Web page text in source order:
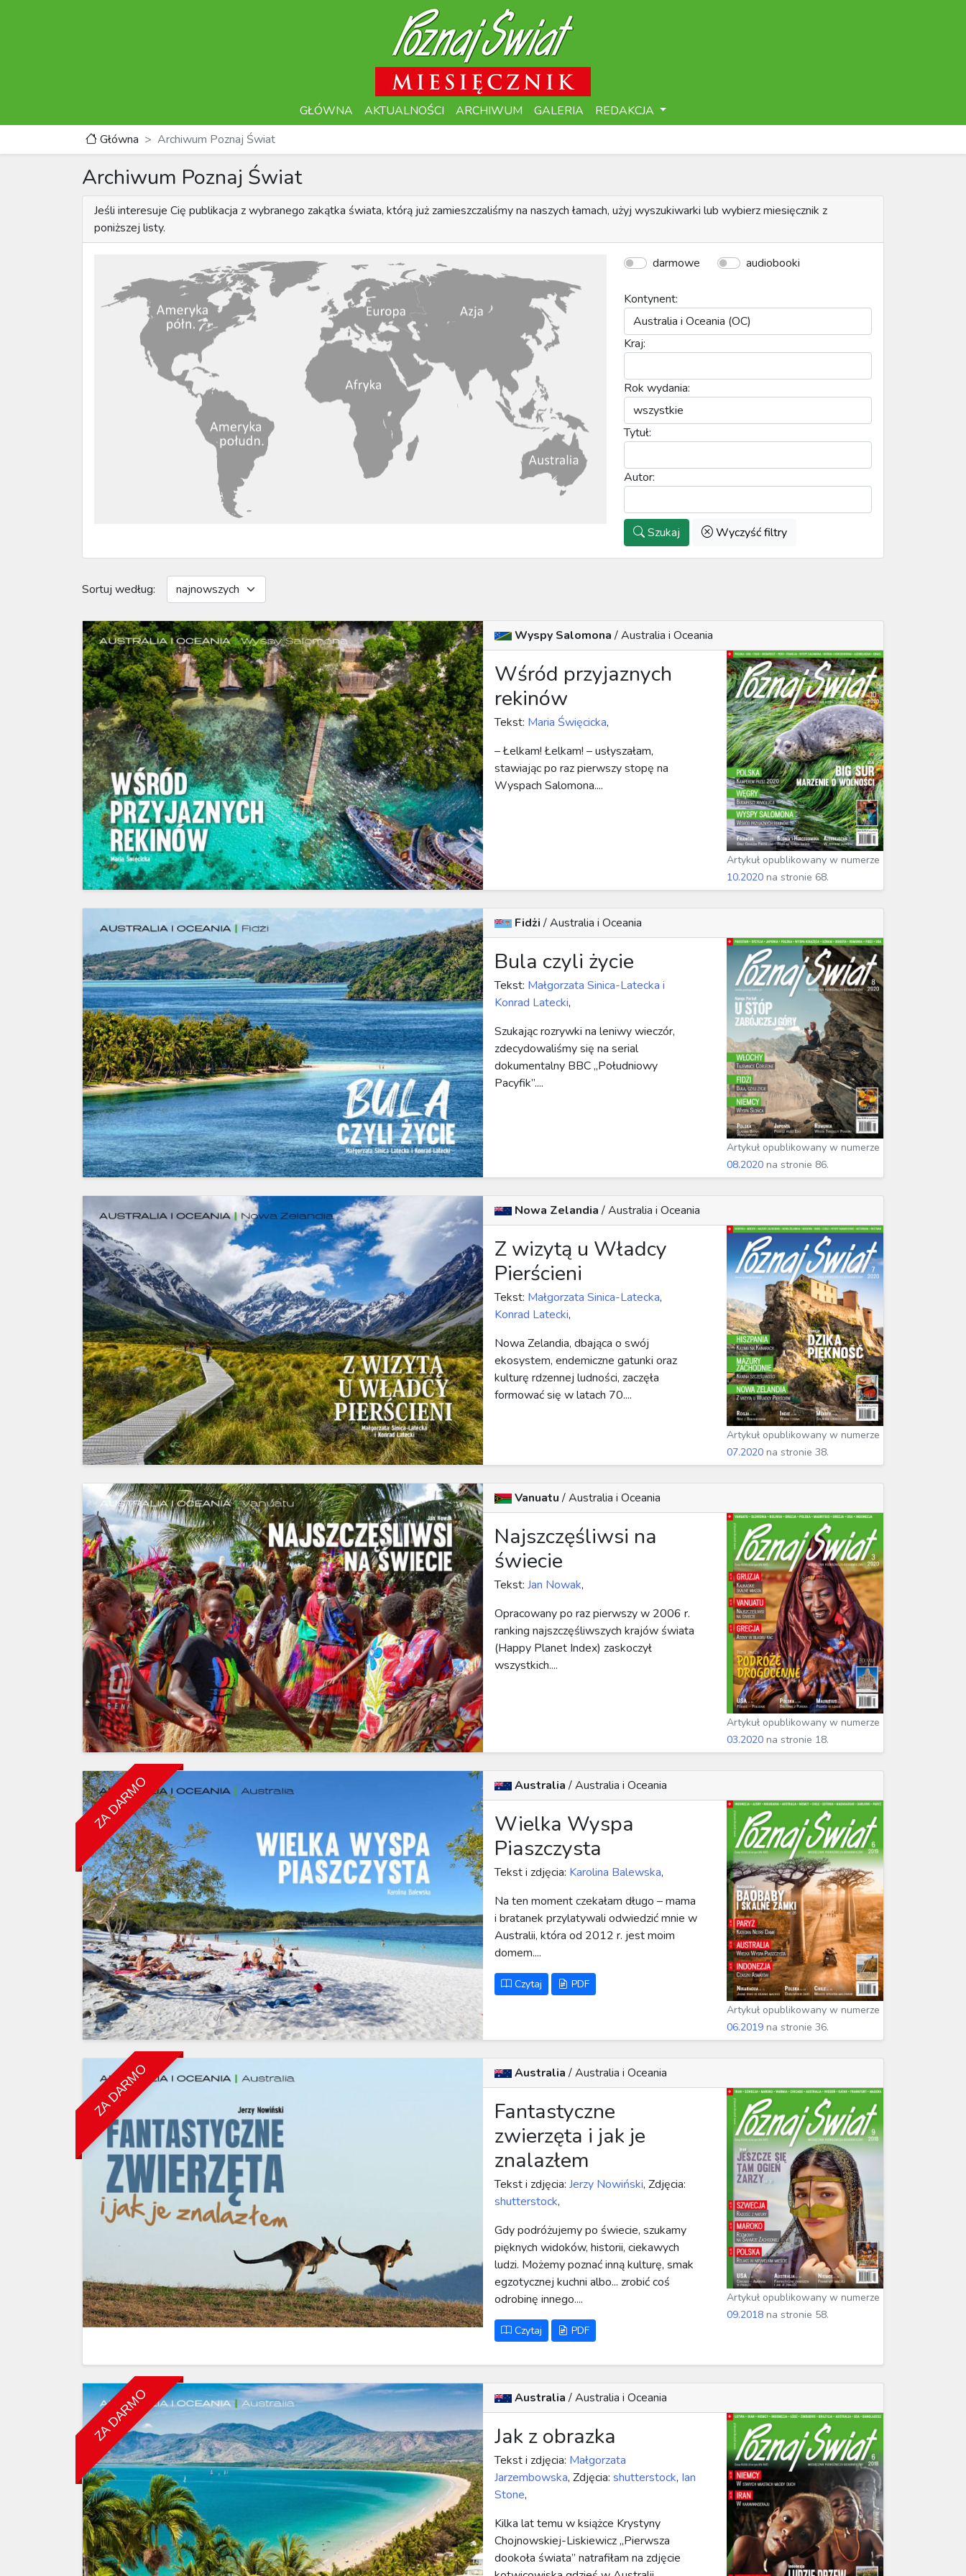
GŁÓWNA AKTUALNOŚCI ARCHIWUM GALERIA
REDAKCJA
Główna
Archiwum Poznaj Świat
Archiwum Poznaj Świat
Jeśli interesuje Cię publikacja z wybranego zakątka świata, którą już zamieszczaliśmy na naszych łamach, użyj wyszukiwarki lub wybierz miesięcznik z
poniższej listy.
darmowe audiobooki
Kontynent:
Kraj:
Rok wydania:
Tytuł:
Autor:
Szukaj Wyczyść filtry
Sortuj według:
Wyspy Salomona/Australia i Oceania
Wśród przyjaznych
rekinów
Tekst: Maria Święcicka,
– Łelkam! Łelkam! – usłyszałam,
stawiając po raz pierwszy stopę na
Wyspach Salomona....
Artykuł opublikowany w numerze
10.2020na stronie 68.
Fidżi/Australia i Oceania
Bula czyli życie
Tekst: Małgorzata Sinica-Latecka i
Konrad Latecki,
Szukając rozrywki na leniwy wieczór,
zdecydowaliśmy się na serial
dokumentalny BBC „Południowy
Pacyfik”....
Artykuł opublikowany w numerze
08.2020na stronie 86.
Nowa Zelandia/Australia i Oceania
Z wizytą u Władcy
Pierścieni
Tekst: Małgorzata Sinica-Latecka,
Konrad Latecki,
Nowa Zelandia, dbająca o swój
ekosystem, endemiczne gatunki oraz
kulturę rdzennej ludności, zaczęła
formować się w latach 70....
Artykuł opublikowany w numerze
07.2020na stronie 38.
Vanuatu/Australia i Oceania
Najszczęśliwsi na
świecie
Tekst: Jan Nowak,
Opracowany po raz pierwszy w 2006 r.
ranking najszczęśliwszych krajów świata
(Happy Planet Index) zaskoczył
wszystkich....
Artykuł opublikowany w numerze
03.2020na stronie 18.
ZA DARMO Australia/Australia i Oceania
Wielka Wyspa
Piaszczysta
Tekst i zdjęcia: Karolina Balewska,
Na ten moment czekałam długo – mama
i bratanek przylatywali odwiedzić mnie w
Australii, która od 2012 r. jest moim
domem....
Czytaj
PDF
Artykuł opublikowany w numerze
06.2019na stronie 36.
ZA DARMO Australia/Australia i Oceania
Fantastyczne
zwierzęta i jak je
znalazłem
Tekst i zdjęcia: Jerzy Nowiński, Zdjęcia:
shutterstock,
Gdy podróżujemy po świecie, szukamy
pięknych widoków, historii, ciekawych
ludzi. Możemy poznać inną kulturę, smak
egzotycznej kuchni albo... zrobić coś
odrobinę innego....
Czytaj PDF
Artykuł opublikowany w numerze
09.2018na stronie 58.
ZA DARMO Australia/Australia i Oceania
Jak z obrazka
Tekst i zdjęcia: Małgorzata
Jarzembowska, Zdjęcia: shutterstock, Ian
Stone,
Kilka lat temu w książce Krystyny
Chojnowskiej-Liskiewicz „Pierwsza
dookoła świata” natrafiłam na zdjęcie